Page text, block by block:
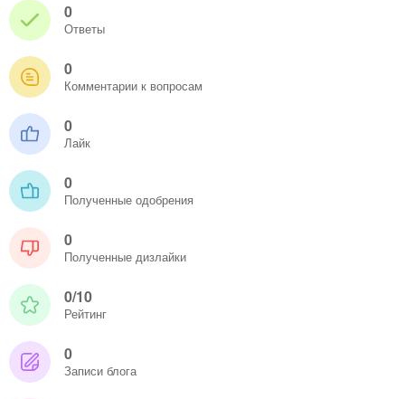
0
Ответы
0
Комментарии к вопросам
0
Лайк
0
Полученные одобрения
0
Полученные дизлайки
0/10
Рейтинг
0
Записи блога